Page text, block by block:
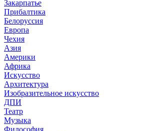
Закарпатье
Прибалтика
Белоруссия
Европа
Чехия
Азия
Америки
Африка
Искусство
Архитектура
Изобразительное искусство
ДПИ
Театр
Музыка
Философия